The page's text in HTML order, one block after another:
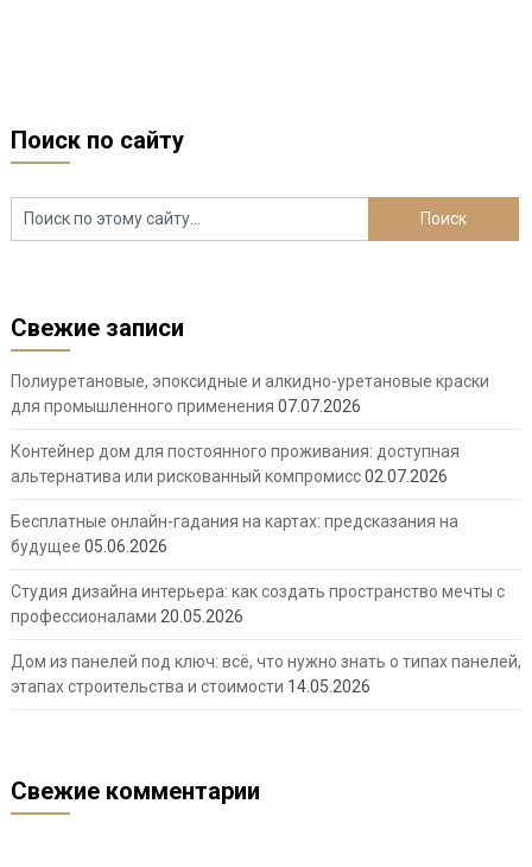
Поиск по сайту
Свежие записи
Полиуретановые, эпоксидные и алкидно-уретановые краски
для промышленного применения 07.07.2026
Контейнер дом для постоянного проживания: доступная
альтернатива или рискованный компромисс02.07.2026
Бесплатные онлайн-гадания на картах: предсказания на
будущее 05.06.2026
Студия дизайна интерьера: как создать пространство мечты с
профессионалами 20.05.2026
Дом из панелей под ключ: всё, что нужно знать о типах панелей,
этапах строительства и стоимости 14.05.2026
Свежие комментарии